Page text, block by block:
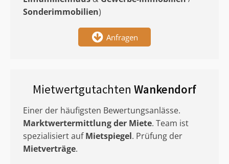
Sonderimmobilien)
Anfragen
Mietwertgutachten Wankendorf
Einer der häufigsten Bewertungsanlässe.
Marktwertermittlungder Miete. Team ist
spezialisiert aufMietspiegel. Prüfung der
Mietverträge.